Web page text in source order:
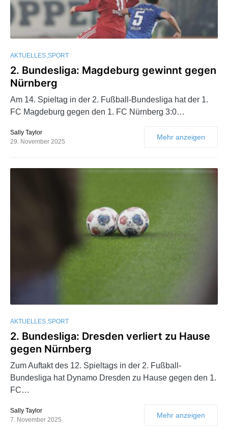
AKTUELLES SPORT
2. Bundesliga: Magdeburg gewinnt gegen
Nürnberg
Am 14. Spieltag in der 2. Fußball-Bundesliga hat der 1.
FC Magdeburg gegen den 1. FC Nürnberg 3:0…
Sally Taylor
29. November 2025
Mehr anzeigen
AKTUELLES SPORT
2. Bundesliga: Dresden verliert zu Hause
gegen Nürnberg
Zum Auftakt des 12. Spieltags in der 2. Fußball-
Bundesliga hat Dynamo Dresden zu Hause gegen den 1.
FC…
Sally Taylor
7. November 2025
Mehr anzeigen